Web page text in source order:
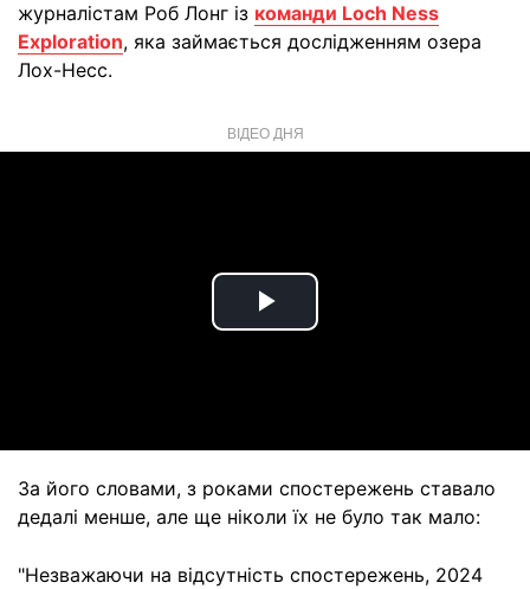
журналістам Роб Лонг із команди Loch Ness
Exploration, яка займається дослідженням озера
Лох-Несс.
ВІДЕО ДНЯ
Play
За його словами, з роками спостережень ставало
дедалі менше, але ще ніколи їх не було так мало:
"Незважаючи на відсутність спостережень, 2024